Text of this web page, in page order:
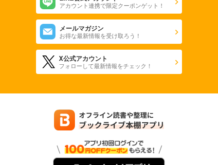
CAR and DRIVER 2024年5月号
980円 (税込)
あらすじを表示する
CAR and DRIVER 2024年3月号
アカウント連携で限定クーポンゲット！
メールマガジン
お得な最新情報を受け取ろう！
X公式アカウント
フォローして最新情報をチェック！